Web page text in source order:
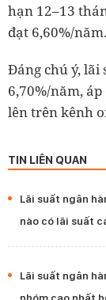
hạn 12–13
đạt 6,60%/năm.
Đáng chú ý, lãi
6,70%/năm,
lên trên kênh
TIN LIÊN QUAN
Lãi suất ngân
nào có lãi suất
Lãi suất ngân